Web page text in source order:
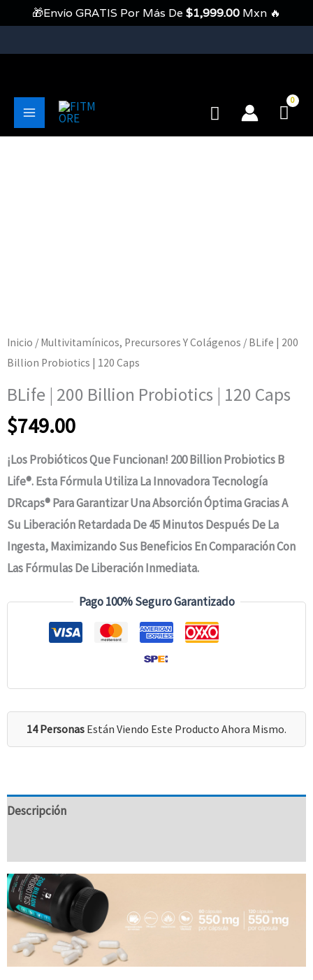
Contenido
Main
Buscar
Inicio / Multivitamínicos, Precursores Y Colágenos / BLife | 200
Billion Probiotics | 120 Caps
BLife | 200 Billion Probiotics | 120 Caps
$749.00
¡Los Probióticos Que Funcionan! 200 Billion Probiotics B
Life®. Esta Fórmula Utiliza La Innovadora Tecnología
DRcaps® Para Garantizar Una Absorción Óptima Gracias A
Su Liberación Retardada De 45 Minutos Después De La
Ingesta, Maximizando Sus Beneficios En Comparación Con
Las Fórmulas De Liberación Inmediata.
Pago 100% Seguro Garantizado
14 Personas Están Viendo Este Producto Ahora Mismo.
Descripción
🎁Envío GRATIS Por Más De $1,999.00 Mxn 🔥